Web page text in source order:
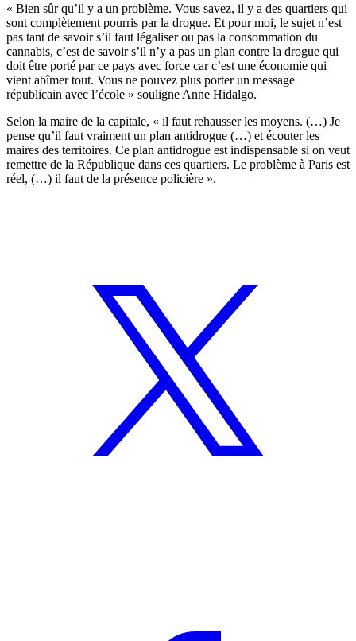
« Bien sûr qu’il y a un problème. Vous savez, il y a des quartiers qui
sont complètement pourris par la drogue. Et pour moi, le sujet n’est
pas tant de savoir s’il faut légaliser ou pas la consommation du
cannabis, c’est de savoir s’il n’y a pas un plan contre la drogue qui
doit être porté par ce pays avec force car c’est une économie qui
vient abîmer tout. Vous ne pouvez plus porter un message
républicain avec l’école » souligne Anne Hidalgo.
Selon la maire de la capitale, « il faut rehausser les moyens. (…) Je
pense qu’il faut vraiment un plan antidrogue (…) et écouter les
maires des territoires. Ce plan antidrogue est indispensable si on veut
remettre de la République dans ces quartiers. Le problème à Paris est
réel, (…) il faut de la présence policière ».